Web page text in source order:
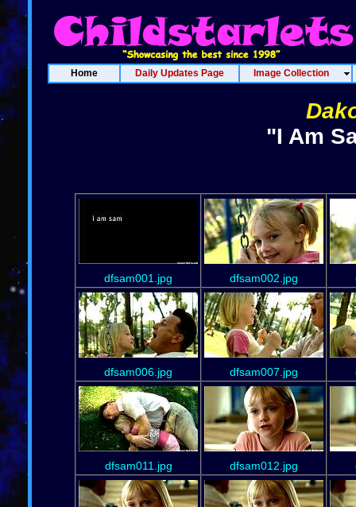
Home Daily Updates Page Image Collection
"I Am
dfsam001.jpg dfsam002.jpg
dfsam006.jpg dfsam007.jpg
dfsam011.jpg dfsam012.jpg